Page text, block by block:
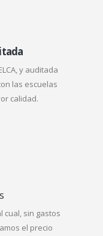
y auditada
las escuelas
calidad.
cual, sin gastos
el precio